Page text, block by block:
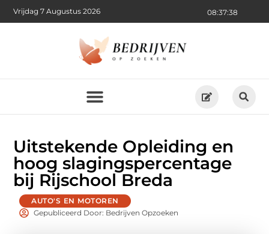
08:37:39
Vrijdag 7 Augustus 2026
Uitstekende Opleiding en
hoog slagingspercentage
bij Rijschool Breda
AUTO'S EN MOTOREN
Gepubliceerd Door: Bedrijven Opzoeken